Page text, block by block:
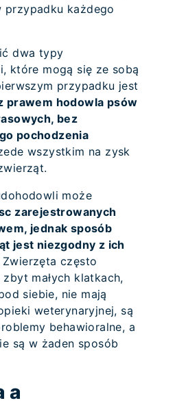
przypadku każdego
dwa typy
które mogą się ze sobą
przypadku jest
prawem hodowla psów
bez
pochodzenia
wszystkim na zysk
może
zarejestrowanych
jednak sposób
jest niezgodny z ich
Zwierzęta często
małych klatkach,
siebie, nie mają
weterynaryjnej, są
behawioralne, a
są w żaden sposób
a